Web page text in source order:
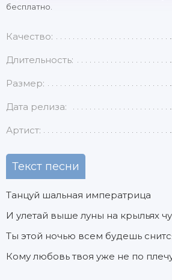
бесплатно.
Качество:
Длительность:
Размер:
Дата релиза:
Артист:
Текст песни
Танцуй шальная императрица
И улетай выше луны на крыльях
Ты этой ночью всем будешь
Кому любовь твоя уже не по